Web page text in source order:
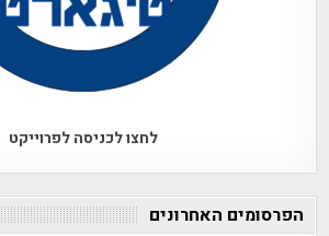
לחצו לכניסה לפרוייקט
הפרסומים האחרונים